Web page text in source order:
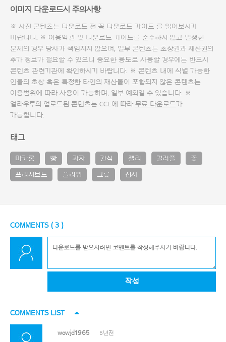
이미지 다운로드시 주의사항
※ 사진 콘텐츠는 다운로드 전 꼭 다운로드 가이드 를 읽어보시기
바랍니다. ※ 이용약관 및 다운로드 가이드를 준수하지 않고 발생한
문제의 경우 당사가 책임지지 않으며, 일부 콘텐츠는 초상권과 재산권의
추가 정보가 필요할 수 있으니 중요한 용도로 사용할 경우에는 반드시
콘텐츠 관련기관에 확인하시기 바랍니다. ※ 콘텐츠 내에 식별 가능한
인물의 초상 혹은 특정한 타인의 재산물이 포함되지 않은 콘텐츠는
이용범위에 따라 사용이 가능하며, 일부 예외일 수 있습니다. ※
얼라우투의 업로드된 콘텐츠는 CCL에 따라 무료 다운로드가
가능합니다.
태그
마카롱 빵 과자 간식 젤리 컬러플 꽃
프리저브드 플라워 그릇 접시
COMMENTS ( 3 )
작성
COMMENTS LIST
wowjd1965 5년전